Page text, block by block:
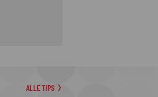
ALLE TIPS